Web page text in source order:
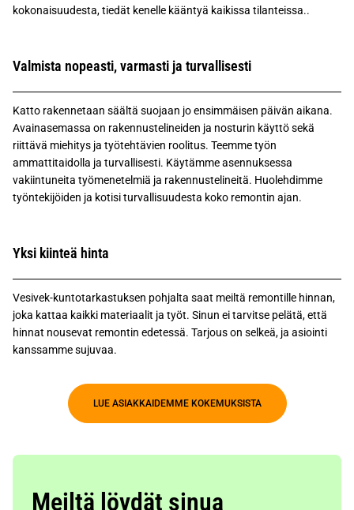
kokonaisuudesta, tiedät kenelle kääntyä kaikissa tilanteissa..
Valmista nopeasti, varmasti ja turvallisesti
Katto rakennetaan säältä suojaan jo ensimmäisen päivän aikana.
Avainasemassa on rakennustelineiden ja nosturin käyttö sekä
riittävä miehitys ja työtehtävien roolitus. Teemme työn
ammattitaidolla ja turvallisesti. Käytämme asennuksessa
vakiintuneita työmenetelmiä ja rakennustelineitä. Huolehdimme
työntekijöiden ja kotisi turvallisuudesta koko remontin ajan.
Yksi kiinteä hinta
Vesivek-kuntotarkastuksen pohjalta saat meiltä remontille hinnan,
joka kattaa kaikki materiaalit ja työt. Sinun ei tarvitse pelätä, että
hinnat nousevat remontin edetessä. Tarjous on selkeä, ja asiointi
kanssamme sujuvaa.
LUE ASIAKKAIDEMME KOKEMUKSISTA
Meiltä löydät sinua